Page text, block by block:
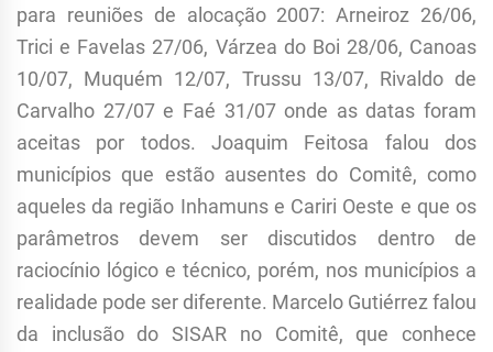
para reuniões de alocação 2007: Arneiroz 26/06,
Trici e Favelas 27/06, Várzea do Boi 28/06, Canoas
10/07, Muquém 12/07, Trussu 13/07, Rivaldo de
Carvalho 27/07 e Faé 31/07 onde as datas foram
aceitas por todos. Joaquim Feitosa falou dos
municípios que estão ausentes do Comitê, como
aqueles da região Inhamuns e Cariri Oeste e que os
parâmetros devem ser discutidos dentro de
raciocínio lógico e técnico, porém, nos municípios a
realidade pode ser diferente. Marcelo Gutiérrez falou
da inclusão do SISAR no Comitê, que conhece